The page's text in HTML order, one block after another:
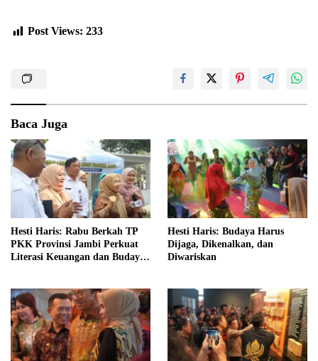
Post Views: 233
Baca Juga
Hesti Haris: Rabu Berkah TP
PKK Provinsi Jambi Perkuat
Literasi Keuangan dan Budaya
Hesti Haris: Budaya Harus
Dijaga, Dikenalkan, dan
Diwariskan